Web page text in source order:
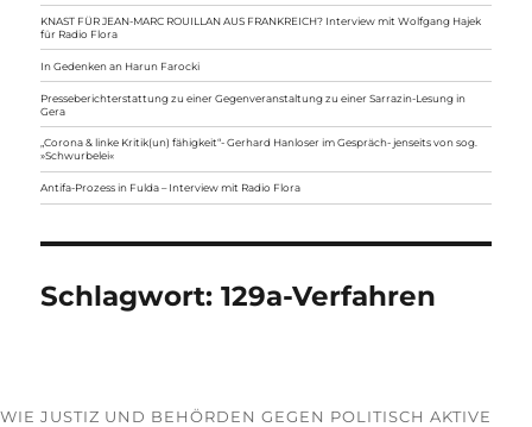
KNAST FÜR JEAN-MARC ROUILLAN AUS FRANKREICH? Interview mit Wolfgang Hajek
für Radio Flora
In Gedenken an Harun Farocki
Presseberichterstattung zu einer Gegenveranstaltung zu einer Sarrazin-Lesung in
Gera
„Corona & linke Kritik(un) fähigkeit“- Gerhard Hanloser im Gespräch- jenseits von sog.
»Schwurbelei«
Antifa-Prozess in Fulda – Interview mit Radio Flora
Schlagwort:129a-Verfahren
WIE JUSTIZ UND BEHÖRDEN GEGEN POLITISCH AKTIVE